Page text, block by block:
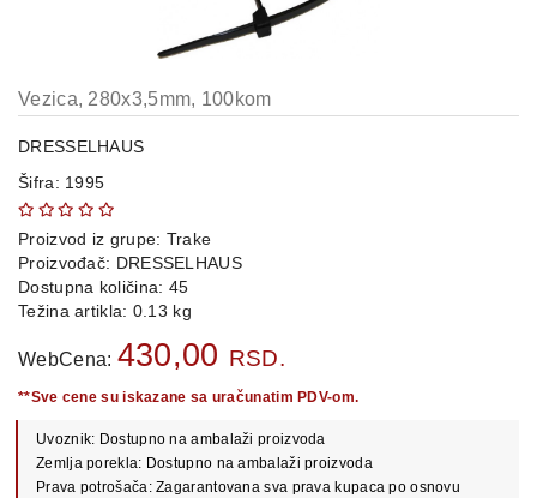
AUTO
METALNE
POLICE
OSTALO
KAMIONSKI
Vezica, 280x3,5mm, 100kom
DRESSELHAUS
Šifra: 1995
Proizvod iz grupe: Trake
Proizvođač: DRESSELHAUS
Dostupna količina: 45
Težina artikla: 0.13 kg
WebCena: 430,00 RSD.
**Sve cene su iskazane sa uračunatim PDV-om.
Uvoznik: Dostupno na ambalaži proizvoda
Zemlja porekla: Dostupno na ambalaži proizvoda
Prava potrošača: Zagarantovana sva prava kupaca po osnovu